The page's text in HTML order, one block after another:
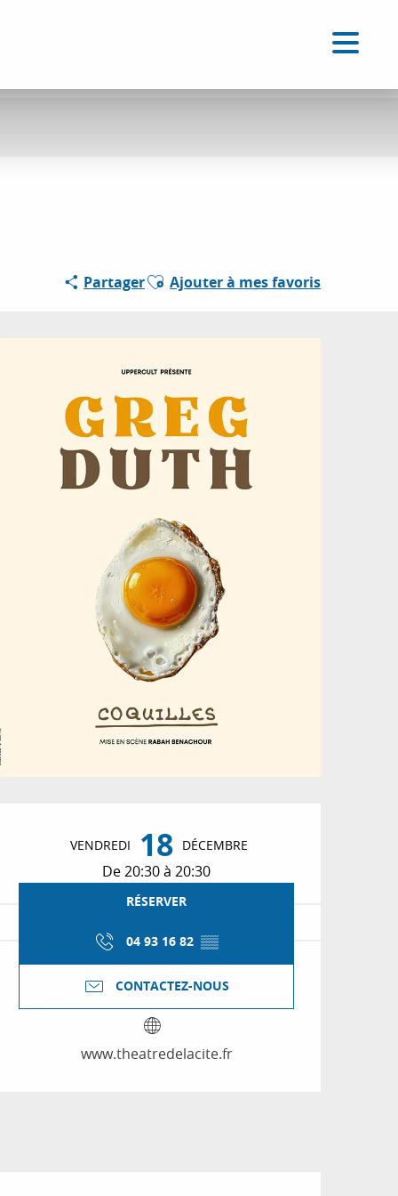
PartagerAjouter aux favoris
Ajouter à mes favoris
Ouverture et
VENDREDI 18 DÉCEMBRE
De 20:30 à 20:30
RÉSERVER
04 93 16 82 ▒▒
CONTACTEZ-NOUS
www.theatredelacite.fr